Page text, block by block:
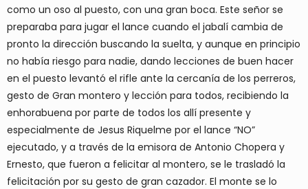
como un oso al puesto, con una gran boca. Este señor se
preparaba para jugar el lance cuando el jabalí cambia de
pronto la dirección buscando la suelta, y aunque en principio
no había riesgo para nadie, dando lecciones de buen hacer
en el puesto levantó el rifle ante la cercanía de los perreros,
gesto de Gran montero y lección para todos, recibiendo la
enhorabuena por parte de todos los allí presente y
especialmente de Jesus Riquelme por el lance “NO”
ejecutado, y a través de la emisora de Antonio Chopera y
Ernesto, que fueron a felicitar al montero, se le trasladó la
felicitación por su gesto de gran cazador. El monte se lo